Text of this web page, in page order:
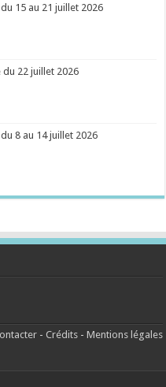
15 au 21 juillet 2026
22 juillet 2026
8 au 14 juillet 2026
- Crédits- Mentions légales